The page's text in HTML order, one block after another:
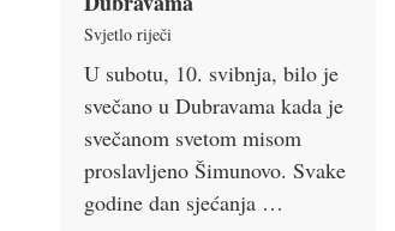
Svjetlo riječi
U subotu, 10. svibnja, bilo je
svečano u Dubravama kada je
svečanom svetom misom
proslavljeno Šimunovo. Svake
godine dan sjećanja …